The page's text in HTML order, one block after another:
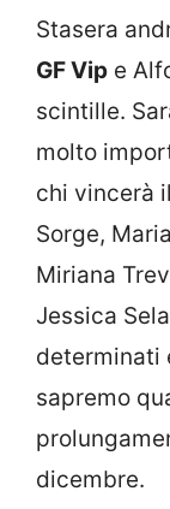
Stasera
GF Vip e
scintille.
molto
chi vincerà il
Sorge,
Miriana
Jessica
determinati
sapremo
dicembre.